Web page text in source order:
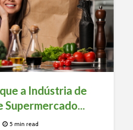
a Indústria de
Supermercado...
5 min read